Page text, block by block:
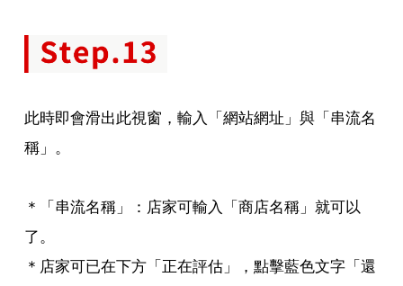
此時即會滑出此視窗，輸入「網站網址」與「串流名
稱」。
＊「串流名稱」：店家可輸入「商店名稱」就可以
了。
＊店家可已在下方「正在評估」，點擊藍色文字「還